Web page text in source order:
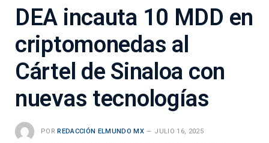
DEA incauta 10 MDD en
criptomonedas al
Cártel de Sinaloa con
nuevas tecnologías
POR REDACCIÓN ELMUNDO MX JULIO 16, 2025